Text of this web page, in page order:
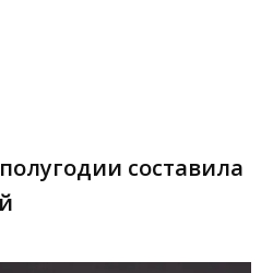
составила